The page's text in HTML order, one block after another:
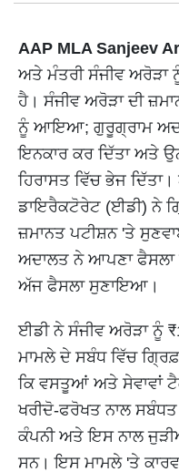
AAP MLA Sanjeev
ਅਤੇ ਮੰਤਰੀ ਸੰਜੀਵ ਅਰੋੜਾ
ਹੈ। ਸੰਜੀਵ ਅਰੋੜਾ ਦੀ
ਨੂੰ ਆਇਆ; ਗੁਰੂਗ੍ਰਾਮ
ਇਨਕਾਰ ਕਰ ਦਿੱਤਾ ਅਤੇ
ਹਿਰਾਸਤ ਵਿੱਚ ਭੇਜ
ਡਾਇਰੈਕਟੋਰੇਟ (ਈਡੀ) ਨੇ
ਜ਼ਮਾਨਤ ਪਟੀਸ਼ਨ 'ਤੇ
ਅਦਾਲਤ ਨੇ ਆਪਣਾ
ਅੱਜ ਫੈਸਲਾ ਸੁਣਾਇਆ।
ਈਡੀ ਨੇ ਸੰਜੀਵ ਅਰੋੜਾ ਨੂੰ
ਮਾਮਲੇ ਦੇ ਸਬੰਧ ਵਿੱਚ
ਕਿ ਵਸਤੂਆਂ ਅਤੇ ਸੇਵਾਵਾਂ
ਖਰੀਦੋ-ਫਰੋਖਤ ਨਾਲ
ਕੰਪਨੀ ਅਤੇ ਇਸ ਨਾਲ
ਸਨ। ਇਸ ਮਾਮਲੇ 'ਤੇ